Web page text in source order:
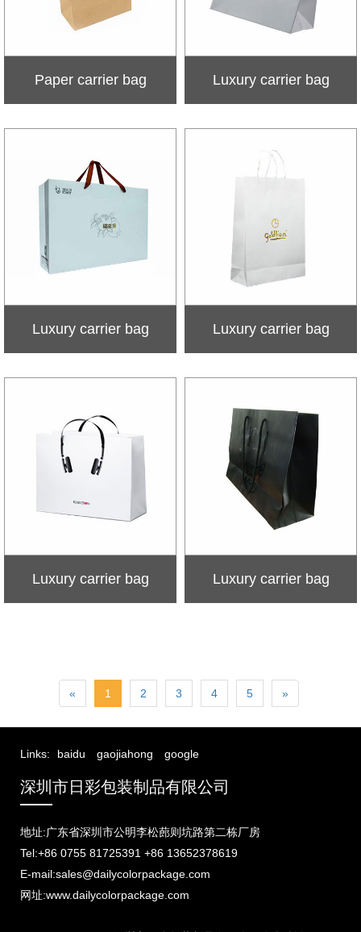
Paper carrier bag Luxury carrier bag
Luxury carrier bag Luxury carrier bag
Luxury carrier bag Luxury carrier bag
« 1 2 3 4 5 »
Links: baidu gaojiahong google
深圳市日彩包装制品有限公司
地址:广东省深圳市公明李松蓢则坑路第二栋厂房
Tel:+86 0755 81725391 +86 13652378619
E-mail:sales@dailycolorpackage.com
网址:www.dailycolorpackage.com